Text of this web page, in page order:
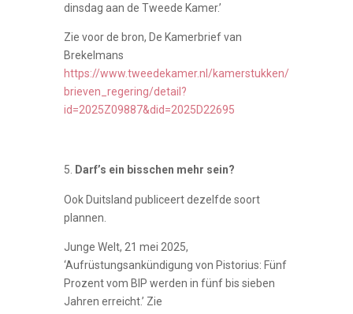
dinsdag aan de Tweede Kamer.’
Zie voor de bron, De Kamerbrief van
Brekelmans
https://www.tweedekamer.nl/kamerstukken/
brieven_regering/detail?
id=2025Z09887&did=2025D22695
Darf’s ein bisschen mehr sein?
Ook Duitsland publiceert dezelfde soort
plannen.
Junge Welt, 21 mei 2025,
‘Aufrüstungsankündigung von Pistorius: Fünf
Prozent vom BIP werden in fünf bis sieben
Jahren erreicht.’ Zie